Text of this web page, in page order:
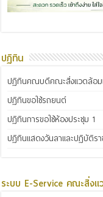
ปฏิทิน
ปฏิทินคณบดีคณะสิ่งแวดล้อม
ปฏิทินขอใช้รถยนต์
ปฏิทินการขอใช้ห้องประชุม 1
ปฏิทินแสดงวันลาและปฏิบัติรา
ระบบ E-Service คณะสิ่ง